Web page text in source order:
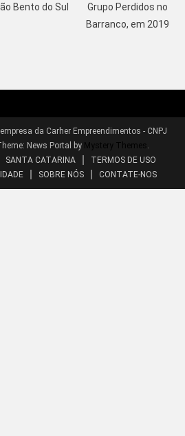
Bento do Sul
Grupo Perdidos no
Barranco, em 2019
da Carher Empreendimentos - CNPJ
News Portal by Mystery Themes .
SANTA CATARINA
TERMOS DE USO
SOBRE NÓS CONTATE-NOS